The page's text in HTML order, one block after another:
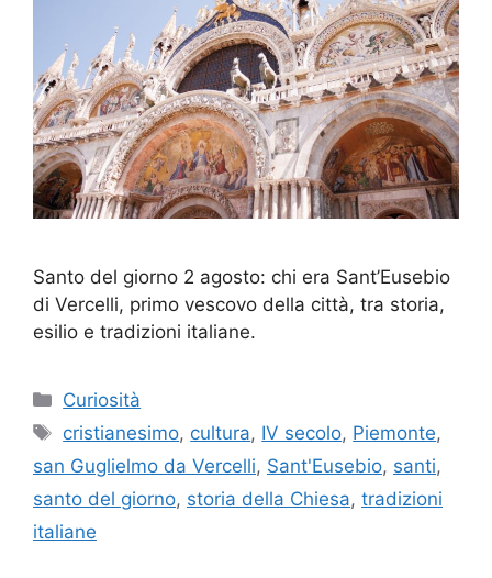
Santo del giorno 2 agosto: chi era Sant’Eusebio
di Vercelli, primo vescovo della città, tra storia,
esilio e tradizioni italiane.
Categorie
Curiosità
Tag
cristianesimo, cultura, IV secolo, Piemonte,
san Guglielmo da Vercelli, Sant'Eusebio, santi,
santo del giorno, storia della Chiesa, tradizioni
italiane